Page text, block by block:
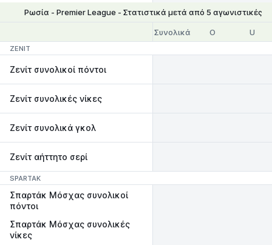
Ρωσία - Premier League - Στατιστικά μετά από 5 αγωνιστικές
Συνολικά O U
ZENIT
Ζενίτ συνολικοί πόντοι
Ζενίτ συνολικές νίκες
Ζενίτ συνολικά γκολ
Ζενίτ αήττητο σερί
SPARTAK
Σπαρτάκ Μόσχας συνολικοί
πόντοι
Σπαρτάκ Μόσχας συνολικές
νίκες